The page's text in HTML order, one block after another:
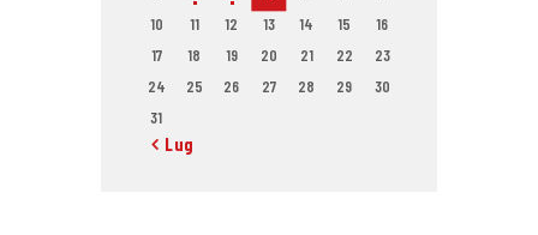
10
11 12 13 14 15
16
17
18 19 20 21 22
23
24
25 26 27 28 29
30
31
« Lug